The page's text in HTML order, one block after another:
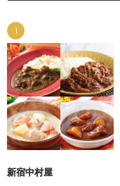
1
新宿中村屋